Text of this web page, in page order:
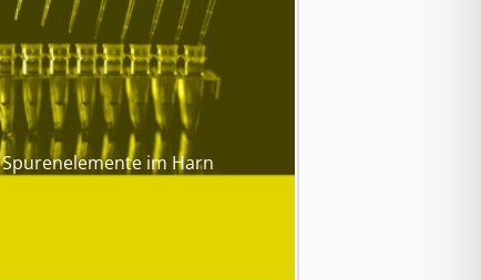
Spurenelemente im Harn